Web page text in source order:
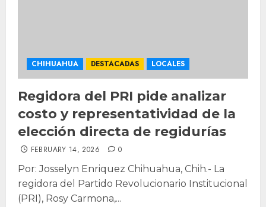
CHIHUAHUA DESTACADAS LOCALES
Regidora del PRI pide analizar
costo y representatividad de la
elección directa de regidurías
FEBRUARY 14, 2026 0
Por: Josselyn Enriquez Chihuahua, Chih.- La
regidora del Partido Revolucionario Institucional
(PRI), Rosy Carmona,...